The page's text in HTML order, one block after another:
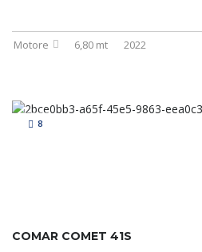
Motore 6,80 mt 2022
8
COMAR COMET 41S